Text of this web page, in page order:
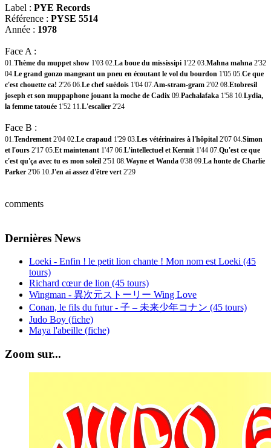
Label : PYE Records
Référence : PYSE 5514
Année : 1978
Face A :
01.Thème du muppet show 1'03 02.La boue du mississipi 1'22 03.Mahna mahna 2'32
04.Le grand gonzo mangeant un pneu en écoutant le vol du bourdon 1'05 05.Ce que
c'est chouette ca! 2'26 06.Le chef suédois 1'04 07.Am-stram-gram 2'02 08.Etobresil
joseph et son muppaphone jouant la moche de Cadix 09.Pachalafaka 1'58 10.Lydia,
la femme tatouée 1'52 11.L'escalier 2'24
Face B :
01.Tendrement 2'04 02.Le crapaud 1'29 03.Les vétérinaires à l'hôpital 2'07 04.Simon
et l'ours 2'17 05.Et maintenant 1'47 06.L’intellectuel et Kermit 1'44 07.Qu'est ce que
c'est qu'ça avec tu es mon soleil 2'51 08.Wayne et Wanda 0'38 09.La honte de Charlie
Parker 2'06 10.J'en ai assez d'être vert 2'29
comments
Dernières News
Loeki - Enfin ! le petit lion chante ! Mon nom est Loeki (45
tours)
Richard cœur de lion (45 tours)
Wingman - 異次元ストーリー Wing Love
Conan, le fils du futur - 子 – 未来少年コナン (45 tours)
Judo Boy (fiche)
Maya l'abeille (fiche)
Zoom sur...